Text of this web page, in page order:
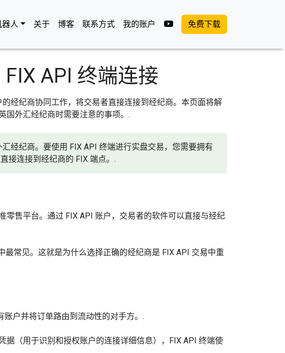
器人 关于 博客 联系方式 我的账户 油管免费下载
API 终端连接
经纪商协同工作，将交易者直接连接到经纪商。本页面将解
国外汇经纪商时需要注意的事项。.
经纪商。要使用 FIX API 终端进行实盘交易，您需要拥有
接连接到经纪商的 FIX 端点。.
零售平台。通过 FIX API 账户，交易者的软件可以直接与经纪
常见。这就是为什么选择正确的经纪商是 FIX API 交易中重
户并将订单路由到流动性的对手方。.
据（用于识别和授权账户的连接详细信息），FIX API 终端使